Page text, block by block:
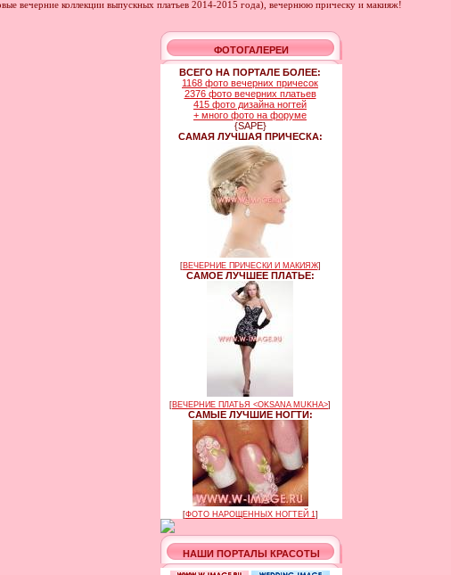
вечерние коллекции выпускных платьев 2014-2015 года), вечернюю прическу и макияж!
ФОТОГАЛЕРЕИ
ВСЕГО НА ПОРТАЛЕ БОЛЕЕ:
1168 фото вечерних причесок
2376 фото вечерних платьев
415 фото дизайна ногтей
+ много фото на форуме
{SAPE}
САМАЯ ЛУЧШАЯ ПРИЧЕСКА:
[ВЕЧЕРНИЕ ПРИЧЕСКИ И МАКИЯЖ]
САМОЕ ЛУЧШЕЕ ПЛАТЬЕ:
[ВЕЧЕРНИЕ ПЛАТЬЯ <OKSANA MUKHA>]
САМЫЕ ЛУЧШИЕ НОГТИ:
[ФОТО НАРОЩЕННЫХ НОГТЕЙ 1]
НАШИ ПОРТАЛЫ КРАСОТЫ